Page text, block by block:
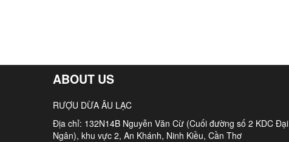
ABOUT US
RƯỢU DỪA ÂU LẠC
Địa chỉ: 132N14B Nguyễn Văn Cừ (Cuối đường số 2 KDC Đại
Ngân), khu vực 2, An Khánh, Ninh Kiều, Cần Thơ